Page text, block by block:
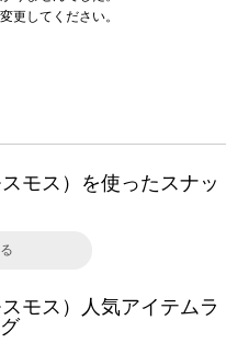
更してください。
モス）を使ったスナッ
モス）人気アイテムラ